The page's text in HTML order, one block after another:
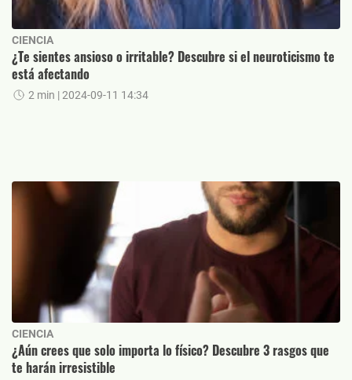
CIENCIA
¿Te sientes ansioso o irritable? Descubre si el neuroticismo te
está afectando
2 min | 2024-09-11 14:34
CIENCIA
¿Aún crees que solo importa lo físico? Descubre 3 rasgos que
te harán irresistible